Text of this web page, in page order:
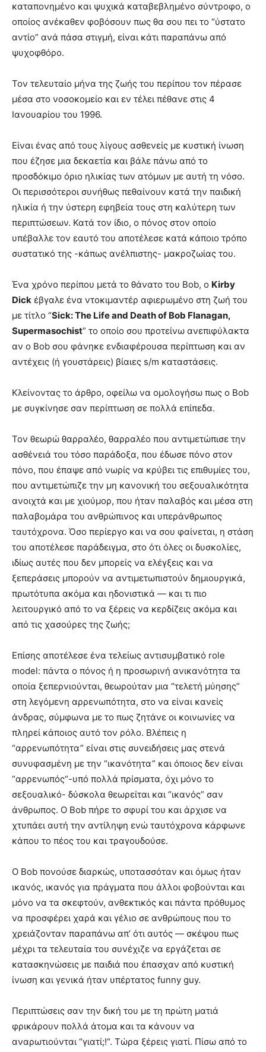
καταπονημένο και ψυχικά καταβεβλημένο σύντροφο, ο
οποίος ανέκαθεν φοβόσουν πως θα σου πει το “ύστατο
αντίο” ανά πάσα στιγμή, είναι κάτι παραπάνω από
ψυχοφθόρο.
Τον τελευταίο μήνα της ζωής του περίπου τον πέρασε
μέσα στο νοσοκομείο και εν τέλει πέθανε στις 4
Ιανουαρίου του 1996.
Είναι ένας από τους λίγους ασθενείς με κυστική ίνωση
που έζησε μια δεκαετία και βάλε πάνω από το
προσδόκιμο όριο ηλικίας των ατόμων με αυτή τη νόσο.
Οι περισσότεροι συνήθως πεθαίνουν κατά την παιδική
ηλικία ή την ύστερη εφηβεία τους στη καλύτερη των
περιπτώσεων. Κατά τον ίδιο, ο πόνος στον οποίο
υπέβαλλε τον εαυτό του αποτέλεσε κατά κάποιο τρόπο
συστατικό της -κάπως ανέλπιστης- μακροζωίας του.
Ένα χρόνο περίπου μετά το θάνατο του Bob, ο Kirby
Dick έβγαλε ένα ντοκιμαντέρ αφιερωμένο στη ζωή του
με τίτλο “Sick: The Life and Death of Bob Flanagan,
Supermasochist” το οποίο σου προτείνω ανεπιφύλακτα
αν ο Bob σου φάνηκε ενδιαφέρουσα περίπτωση και αν
αντέχεις (ή γουστάρεις) βίαιες s/m καταστάσεις.
Κλείνοντας το άρθρο, οφείλω να ομολογήσω πως ο Bob
με συγκίνησε σαν περίπτωση σε πολλά επίπεδα.
Τον θεωρώ θαρραλέο, θαρραλέο που αντιμετώπισε την
ασθένειά του τόσο παράδοξα, που έδωσε πόνο στον
πόνο, που έπαψε από νωρίς να κρύβει τις επιθυμίες του,
που αντιμετώπιζε την μη κανονική του σεξουαλικότητα
ανοιχτά και με χιούμορ, που ήταν παλαβός και μέσα στη
παλαβομάρα του ανθρώπινος και υπεράνθρωπος
ταυτόχρονα. Όσο περίεργο και να σου φαίνεται, η στάση
του αποτέλεσε παράδειγμα, στο ότι όλες οι δυσκολίες,
ιδίως αυτές που δεν μπορείς να ελέγξεις και να
ξεπεράσεις μπορούν να αντιμετωπιστούν δημιουργικά,
πρωτότυπα ακόμα και ηδονιστικά — και τι πιο
λειτουργικό από το να ξέρεις να κερδίζεις ακόμα και
από τις χασούρες της ζωής;
Επίσης αποτέλεσε ένα τελείως αντισυμβατικό role
model: πάντα ο πόνος ή η προσωρινή ανικανότητα τα
οποία ξεπερνιούνται, θεωρούταν μια “τελετή μύησης”
στη λεγόμενη αρρενωπότητα, στο να είναι κανείς
άνδρας, σύμφωνα με το πως ζητάνε οι κοινωνίες να
πληρεί κάποιος αυτό τον ρόλο. Βλέπεις η
“αρρενωπότητα” είναι στις συνειδήσεις μας στενά
συνυφασμένη με την “ικανότητα” και όποιος δεν είναι
“αρρενωπός“-υπό πολλά πρίσματα, όχι μόνο το
σεξουαλικό- δύσκολα θεωρείται και “ικανός” σαν
άνθρωπος. Ο Bob πήρε το σφυρί του και άρχισε να
χτυπάει αυτή την αντίληψη ενώ ταυτόχρονα κάρφωνε
κάπου το πέος του και τραγουδούσε.
Ο Bob πονούσε διαρκώς, υποτασσόταν και όμως ήταν
ικανός, ικανός για πράγματα που άλλοι φοβούνται και
μόνο να τα σκεφτούν, ανθεκτικός και πάντα πρόθυμος
να προσφέρει χαρά και γέλιο σε ανθρώπους που το
χρειάζονταν παραπάνω απ’ ότι αυτός — σκέψου πως
μέχρι τα τελευταία του συνέχιζε να εργάζεται σε
κατασκηνώσεις με παιδιά που έπασχαν από κυστική
ίνωση και γενικά ήταν υπέρτατος funny guy.
Περιπτώσεις σαν την δική του με τη πρώτη ματιά
φρικάρουν πολλά άτομα και τα κάνουν να
αναρωτιούνται “γιατί;!“. Τώρα ξέρεις γιατί. Πίσω από το